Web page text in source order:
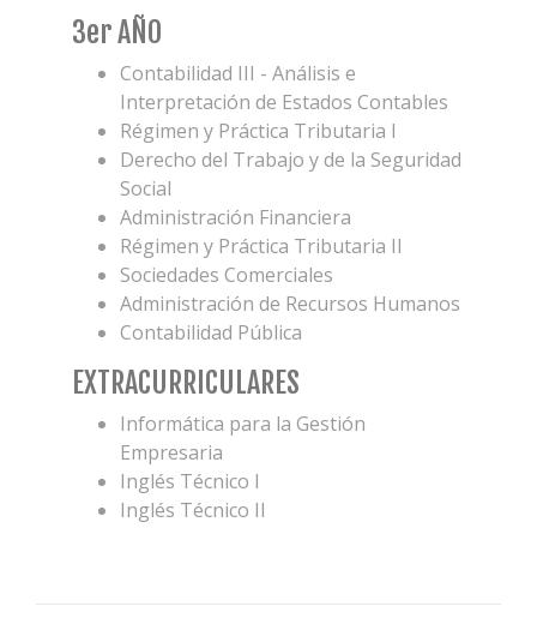
3er AÑO
Contabilidad III - Análisis e
Interpretación de Estados Contables
Régimen y Práctica Tributaria I
Derecho del Trabajo y de la Seguridad
Social
Administración Financiera
Régimen y Práctica Tributaria II
Sociedades Comerciales
Administración de Recursos Humanos
Contabilidad Pública
EXTRACURRICULARES
Informática para la Gestión
Empresaria
Inglés Técnico I
Inglés Técnico II